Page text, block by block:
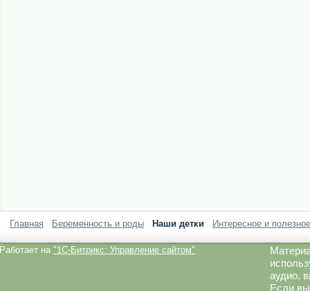
Главная Беременность и роды Наши детки Интересное и полезное
Работает на "1C-Битрикс: Управление сайтом"
аудио,
Если вы